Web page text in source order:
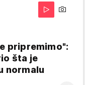
pripremimo":
šta je
normalu